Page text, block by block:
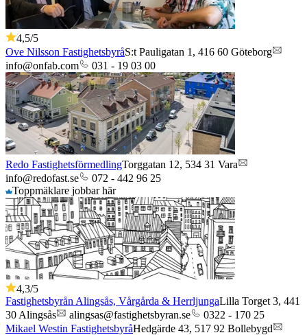
4,5/5
Ove Nilsson FastighetsbyråS:t Pauligatan 1, 416 60 Göteborg
info@onfab.com
031 - 19 03 00
Redo FastighetsförmedlingTorggatan 12, 534 31 Vara
info@redofast.se
072 - 442 96 25
Toppmäklare jobbar här
4,3/5
Fastighetsbyrån Alingsås, Vårgårda & HerrljungaLilla Torget 3, 441
30 Alingsås alingsas@fastighetsbyran.se
0322 - 170 25
Mikael Westin FastighetsbyråHedgärde 43, 517 92 Bollebygd